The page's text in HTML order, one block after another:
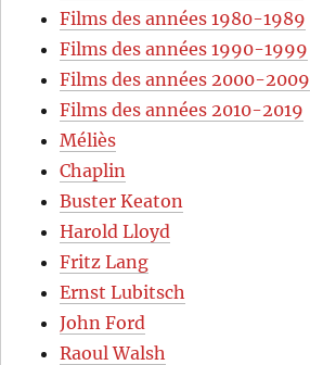
Films des années 1980-1989
Films des années 1990-1999
Films des années 2000-2009
Films des années 2010-2019
Méliès
Chaplin
Buster Keaton
Harold Lloyd
Fritz Lang
Ernst Lubitsch
John Ford
Raoul Walsh